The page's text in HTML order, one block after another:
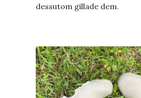
dessutom gillade dem.